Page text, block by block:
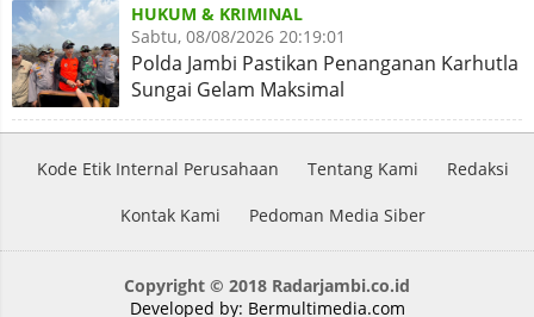
HUKUM & KRIMINAL
Sabtu, 08/08/2026 20:19:01
Polda Jambi Pastikan Penanganan Karhutla
Sungai Gelam Maksimal
Kode Etik Internal Perusahaan Tentang Kami Redaksi
Kontak Kami Pedoman Media Siber
Copyright © 2018 Radarjambi.co.id
Developed by: Bermultimedia.com